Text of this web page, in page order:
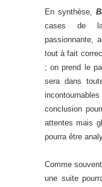
En synthèse,
cases de la
passionnante,
tout à fait
; on prend le
sera dans
conclusion
attentes mais
pourra être
Comme
une suite